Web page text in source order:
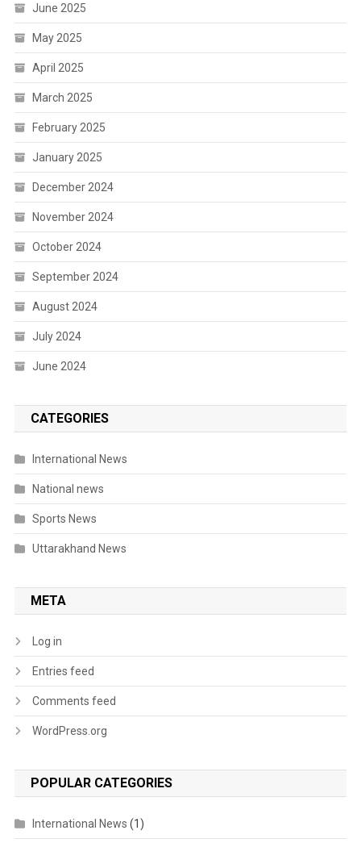
June 2025
May 2025
April 2025
March 2025
February 2025
January 2025
December 2024
November 2024
October 2024
September 2024
August 2024
July 2024
June 2024
CATEGORIES
International News
National news
Sports News
Uttarakhand News
META
Log in
Entries feed
Comments feed
WordPress.org
POPULAR CATEGORIES
International News (1)